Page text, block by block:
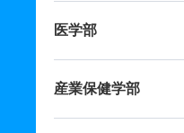
医学部
産業保健学部